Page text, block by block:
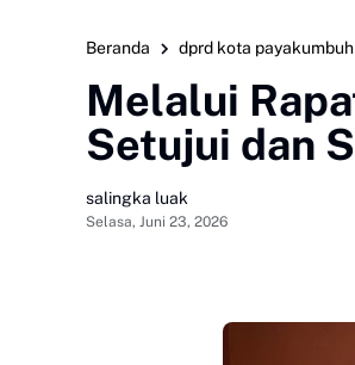
Beranda dprd kota payakumbuh
Melalui
Setujui dan
salingka luak
Selasa, Juni 23, 2026